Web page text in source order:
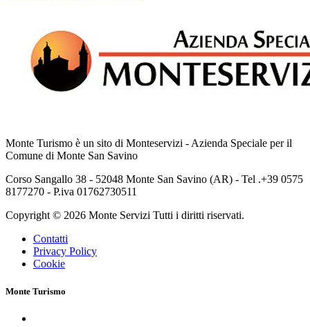
Monte Turismo è un sito di Monteservizi - Azienda Speciale per il
Comune di Monte San Savino
Corso Sangallo 38 - 52048 Monte San Savino (AR) - Tel .+39 0575
8177270 - P.iva 01762730511
Copyright © 2026 Monte Servizi Tutti i diritti riservati.
Contatti
Privacy Policy
Cookie
Monte Turismo